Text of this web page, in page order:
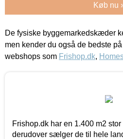
Køb nu
De fysiske byggemarkedskæder
men kender du også de bedste
webshops som Frishop.dk,
Frishop.dk har en 1.400 m2
derudover sælger de til hele